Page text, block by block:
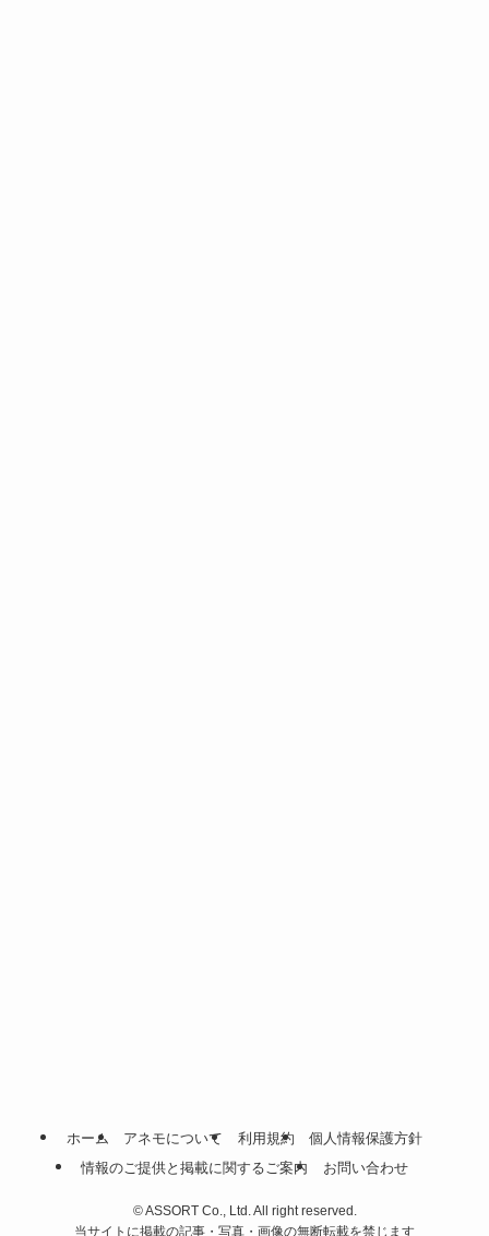
ホーム アネモについて 利用規約
個人情報保護方針
情報のご提供と掲載に関するご案内
お問い合わせ
©ASSORT Co., Ltd. All right reserved.
当サイトに掲載の記事・写真・画像の無断転載を禁じます